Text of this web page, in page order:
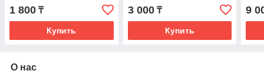
1 800 ₸
Купить
3 000₸
Купить
9
О нас